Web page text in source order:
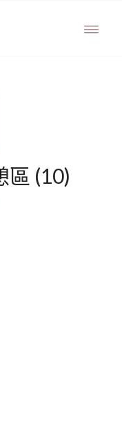
區 (10)